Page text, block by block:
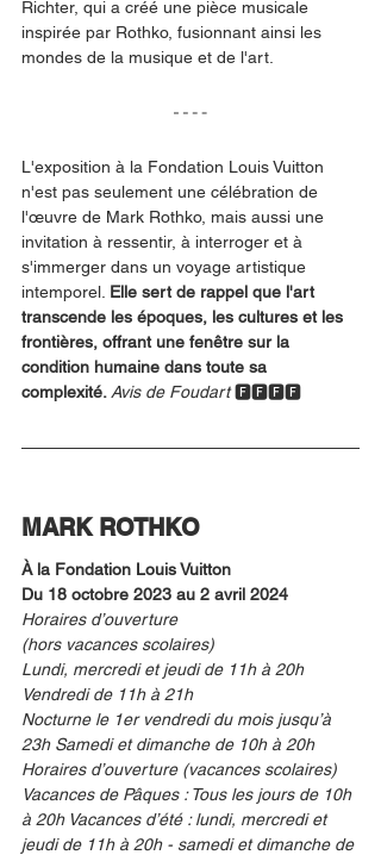
Richter, qui a créé une pièce musicale
inspirée par Rothko, fusionnant ainsi les
mondes de la musique et de l'art.
L'exposition à la Fondation Louis Vuitton
n'est pas seulement une célébration de
l'œuvre de Mark Rothko, mais aussi une
invitation à ressentir, à interroger et à
s'immerger dans un voyage artistique
intemporel. Elle sert de rappel que l'art
transcende les époques, les cultures et les
frontières, offrant une fenêtre sur la
condition humaine dans toute sa
complexité. Avis de Foudart 🅵🅵🅵🅵
MARK ROTHKO
À la Fondation Louis Vuitton
Du 18 octobre 2023 au 2 avril 2024
Horaires d’ouverture
(hors vacances scolaires)
Lundi, mercredi et jeudi de 11h à 20h
Vendredi de 11h à 21h
Nocturne le 1er vendredi du mois jusqu’à
23h Samedi et dimanche de 10h à 20h
Horaires d’ouverture (vacances scolaires)
Vacances de Pâques : Tous les jours de 10h
à 20h Vacances d’été : lundi, mercredi et
jeudi de 11h à 20h - samedi et dimanche de